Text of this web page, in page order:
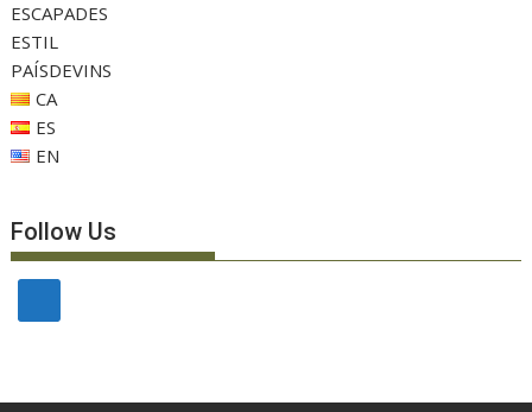
ESCAPADES
ESTIL
PAÍSDEVINS
CA
ES
EN
Follow Us